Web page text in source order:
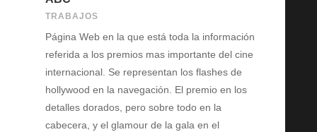
TRABAJOS
Página Web en la que está toda la información
referida a los premios mas importante del cine
internacional. Se representan los flashes de
hollywood en la navegación. El premio en los
detalles dorados, pero sobre todo en la
cabecera, y el glamour de la gala en el